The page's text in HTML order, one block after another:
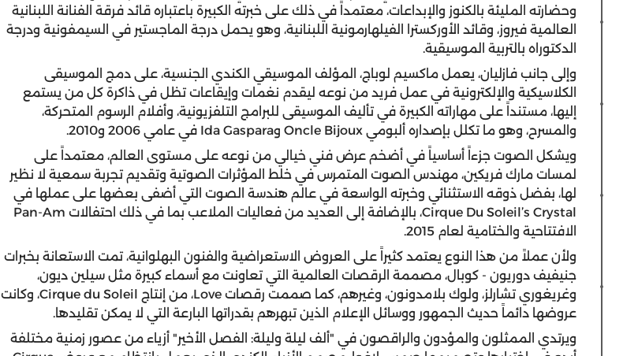
وحضارته المليئة بالكنوز والإبداعات، معتمداً في ذلك على خبرته الكبيرة باعتباره قائد فرقة الفنانة اللبنانية
العالمية فيروز، وقائد الأوركسترا الفيلهارمونية اللبنانية، وهو يحمل درجة الماجستير في السيمفونية ودرجة
الدكتوراه بالتربية الموسيقية.
وإلى جانب فازليان، يعمل ماكسيم لوباج، المؤلف الموسيقي الكندي الجنسية، على دمج الموسيقى
الكلاسيكية والإلكترونية في عمل فريد من نوعه ليقدم نغمات وإيقاعات تظل في ذاكرة كل من يستمع
إليها، مستنداً على مهاراته الكبيرة في تأليف الموسيقى للبرامج التلفزيونية، وأفلام الرسوم المتحركة،
والمسرح، وهو ما تكلل بإصداره ألبومي Oncle Bijoux وIda Gaspara في عامي 2006 و2010.
ويشكل الصوت جزءاً أساسياً في أضخم عرض فني خيالي من نوعه على مستوى العالم، معتمداً على
لمسات مارك فريكين، مهندس الصوت المتمرس في خلط المؤثرات الصوتية وتقديم تجربة سمعية لا نظير
لها، بفضل ذوقه الاستثنائي وخبرته الواسعة في عالم هندسة الصوت التي أضفى بعضها على عملها في
Cirque Du Soleil’s Crystal، بالإضافة إلى العديد من فعاليات الملاعب بما في ذلك احتفالات Pan-Am
الافتتاحية والختامية لعام 2015.
ولأن عملاً من هذا النوع يعتمد كثيراً على العروض الاستعراضية والفنون البهلوانية، تمت الاستعانة بخبرات
جنيفيف دوريون - كوبال، مصممة الرقصات العالمية التي تعاونت مع أسماء كبيرة مثل سيلين ديون،
وغريغوري تشارلز، ولوك بلامدونون، وغيرهم، كما صممت رقصات Love، من إنتاج Cirque du Soleil، وكانت
عروضها دائماً حديث الجمهور ووسائل الإعلام الذين تبهرهم بقدراتها البارعة التي لا يمكن تقليدها.
ويرتدي الممثلون والمؤدون والراقصون في "ألف ليلة وليلة: الفصل الأخير" أزياء من عصور زمنية مختلفة